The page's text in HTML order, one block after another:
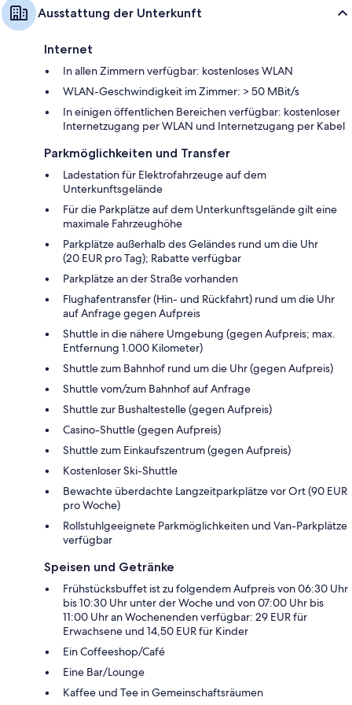
Ausstattung der Unterkunft
Internet
In allen Zimmern verfügbar: kostenloses WLAN
WLAN-Geschwindigkeit im Zimmer: > 50 MBit/s
In einigen öffentlichen Bereichen verfügbar: kostenloser
Internetzugang per WLAN und Internetzugang per Kabel
Parkmöglichkeiten und Transfer
Ladestation für Elektrofahrzeuge auf dem
Unterkunftsgelände
Für die Parkplätze auf dem Unterkunftsgelände gilt eine
maximale Fahrzeughöhe
Parkplätze außerhalb des Geländes rund um die Uhr
(20 EUR pro Tag); Rabatte verfügbar
Parkplätze an der Straße vorhanden
Flughafentransfer (Hin- und Rückfahrt) rund um die Uhr
auf Anfrage gegen Aufpreis
Shuttle in die nähere Umgebung (gegen Aufpreis; max.
Entfernung 1.000 Kilometer)
Shuttle zum Bahnhof rund um die Uhr (gegen Aufpreis)
Shuttle vom/zum Bahnhof auf Anfrage
Shuttle zur Bushaltestelle (gegen Aufpreis)
Casino-Shuttle (gegen Aufpreis)
Shuttle zum Einkaufszentrum (gegen Aufpreis)
Kostenloser Ski-Shuttle
Bewachte überdachte Langzeitparkplätze vor Ort (90 EUR
pro Woche)
Rollstuhlgeeignete Parkmöglichkeiten und Van-Parkplätze
verfügbar
Speisen und Getränke
Frühstücksbuffet ist zu folgendem Aufpreis von 06:30 Uhr
bis 10:30 Uhr unter der Woche und von 07:00 Uhr bis
11:00 Uhr an Wochenenden verfügbar: 29 EUR für
Erwachsene und 14,50 EUR für Kinder
Ein Coffeeshop/Café
Eine Bar/Lounge
Kaffee und Tee in Gemeinschaftsräumen